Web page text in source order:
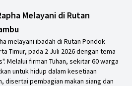
Melayani di Rutan
melayani ibadah di Rutan Pondok
Timur, pada 2 Juli 2026 dengan tema
Melalui firman Tuhan, sekitar 60 warga
untuk hidup dalam kesetiaan
disertai pembagian makan siang dan